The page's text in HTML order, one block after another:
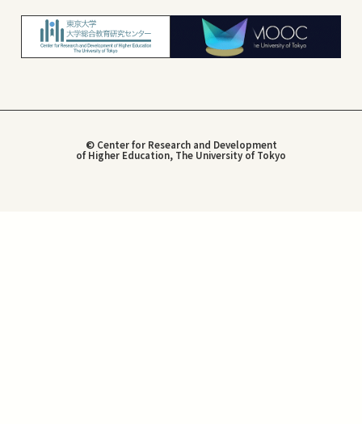
© Center for Research and Development
of Higher Education, The University of Tokyo